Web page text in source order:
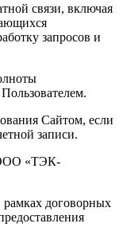
связи, включая
запросов и
Сайтом, если
записи.
ООО «ТЭК-
договорных